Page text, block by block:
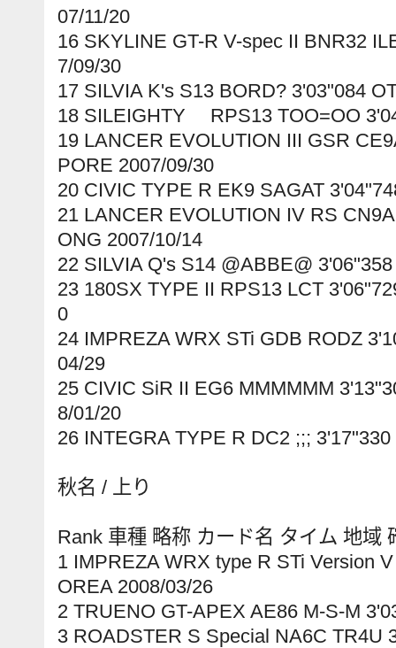
07/11/20
16 SKYLINE GT-R V-spec II BNR32
7/09/30
17 SILVIA K's S13 BORD? 3'03"084
18 SILEIGHTY RPS13 TOO=OO
19 LANCER EVOLUTION III GSR
PORE 2007/09/30
20 CIVIC TYPE R EK9 SAGAT
21 LANCER EVOLUTION IV RS
ONG 2007/10/14
22 SILVIA Q's S14 @ABBE@
23 180SX TYPE II RPS13 LCT
0
24 IMPREZA WRX STi GDB RODZ
04/29
25 CIVIC SiR II EG6 MMMMMM
8/01/20
26 INTEGRA TYPE R DC2 ;;;
秋名 / 上り
Rank 車種 略称 カード名 タイム 地域
1 IMPREZA WRX type R STi Version
OREA 2008/03/26
2 TRUENO GT-APEX AE86 M-S-M
3 ROADSTER S Special NA6C TR4U